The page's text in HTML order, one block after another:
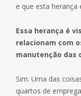
e que esta herança
Essa herança é
relacionam com
manutenção das
Sim. Uma das
quartos de